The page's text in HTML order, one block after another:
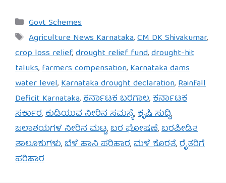
Categories
Govt Schemes
Tags
Agriculture News Karnataka,CM DK Shivakumar,
crop loss relief,drought relief fund,drought-hit
taluks,farmers compensation,Karnataka dams
water level,Karnataka drought declaration,Rainfall
Deficit Karnataka,ಕರ್ನಾಟಕ ಬರಗಾಲ,ಕರ್ನಾಟಕ
ಸರ್ಕಾರ,ಕುಡಿಯುವ ನೀರಿನ ಸಮಸ್ಯೆ,ಕೃಷಿ ಸುದ್ದಿ,
ಜಲಾಶಯಗಳ ನೀರಿನ ಮಟ್ಟ,ಬರ ಘೋಷಣೆ,ಬರಪೀಡಿತ
ತಾಲೂಕುಗಳು,ಬೆಳೆ ಹಾನಿ ಪರಿಹಾರ,ಮಳೆ ಕೊರತೆ,ರೈತರಿಗೆ
ಪರಿಹಾರ